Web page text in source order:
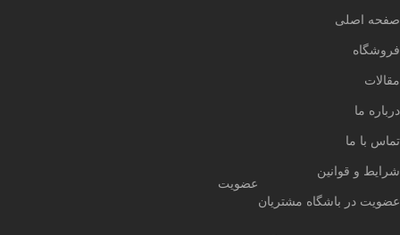
صفحه اصلی
فروشگاه
مقالات
درباره ما
تماس با ما
شرایط و قوانین
عضویت در باشگاه مشتریان
عضویت